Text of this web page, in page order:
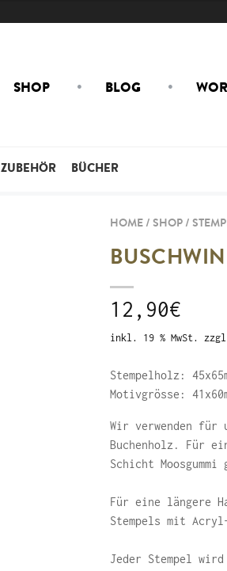
SHOP BLOG
ZUBEHÖR BÜCHER
HOME / SHOP /
12,90€
inkl. 19 % MwSt.
Stempelholz:
Motivgrösse:
Wir verwenden für
Buchenholz. Für
Schicht
Für eine längere
Stempels mit
Jeder Stempel